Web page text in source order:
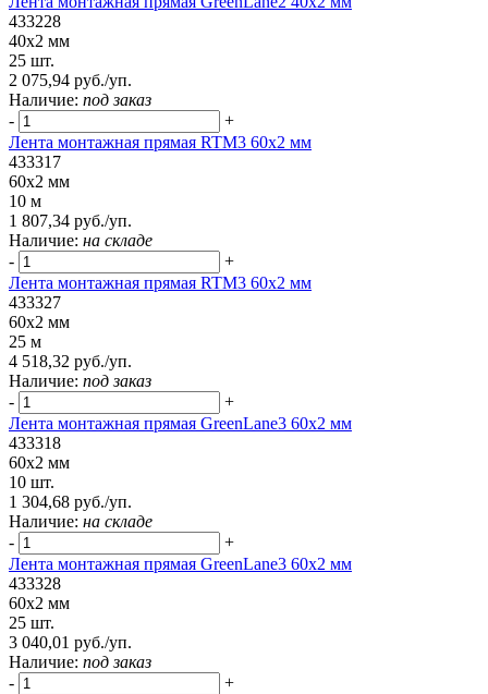
433228
40x2 мм
25 шт.
2 075,94 руб./уп.
Наличие: под заказ
-
+
Лента монтажная прямая RTM3 60x2 мм
433317
60x2 мм
10 м
1 807,34 руб./уп.
Наличие: на складе
-
+
Лента монтажная прямая RTM3 60x2 мм
433327
60x2 мм
25 м
4 518,32 руб./уп.
Наличие: под заказ
-
+
Лента монтажная прямая GreenLane3 60x2 мм
433318
60x2 мм
10 шт.
1 304,68 руб./уп.
Наличие: на складе
-
+
Лента монтажная прямая GreenLane3 60x2 мм
433328
60x2 мм
25 шт.
3 040,01 руб./уп.
Наличие: под заказ
-
+